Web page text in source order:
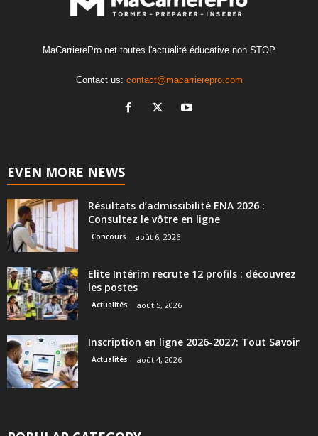
MaCarrierePro.net toutes l'actualité éducative non STOP
Contact us: contact@macarrierepro.com
EVEN MORE NEWS
Résultats d’admissibilité ENA 2026 :
Consultez le vôtre en ligne
Concours août 6, 2026
Elite Intérim recrute 12 profils : découvrez
les postes
Actualités août 5, 2026
Inscription en ligne 2026-2027: Tout Savoir
Actualités août 4, 2026